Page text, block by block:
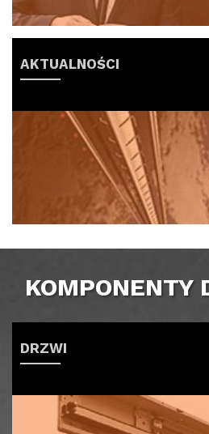
AKTUALNOŚCI
KOMPONENTY
DRZWI